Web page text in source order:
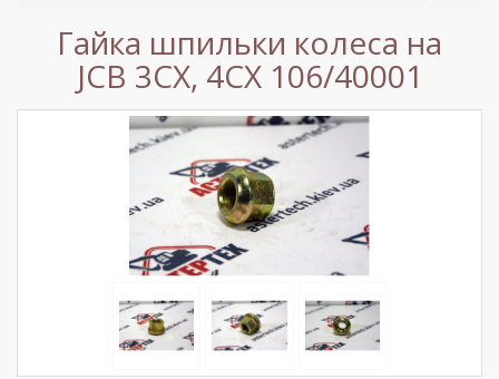
Гайка шпильки колеса на
JCB 3CX, 4CX 106/40001